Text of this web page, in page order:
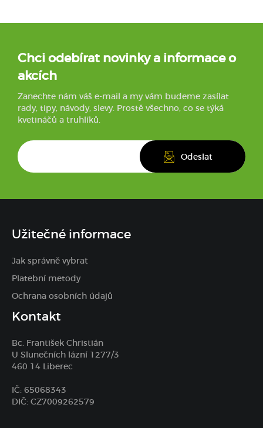
Chci odebírat novinky a informace o
akcích
Zanechte nám váš e-mail a my vám budeme zasílat
rady, tipy, návody, slevy. Prostě všechno, co se týká
kvetináčů a truhlíků.
Užitečné informace
Jak správně vybrat
Platební metody
Ochrana osobních údajů
Kontakt
Bc. František Christián
U Slunečních lázní 1277/3
460 14 Liberec
IČ: 65068343
DIČ: CZ7009262579